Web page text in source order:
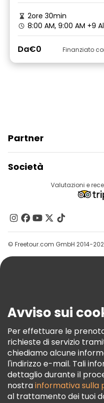
2ore 30min
8:00 AM, 9:00 AM +9
Da€0 Finanziato
Partner
Accesso Del Fornitore
Programma Di
Società
Destinazioni
Contattaci
Gruppi
Aiuto
Termini E Condizioni
Informativa Sui Cookie
Freetour Premi
Programma Di
Valutazioni e
© Freetour.com GmbH 2014-
Avviso sui
Per effettuare le
richieste di servizio
chiediamo alcune
l'indirizzo e-mail. Tali
dettaglio durante il
nostrainformativa sulla
al trattamento dei tuoi